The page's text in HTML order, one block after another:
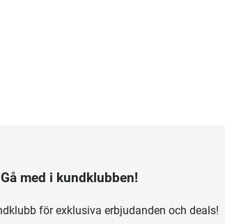
Gå med i kundklubben!
för exklusiva erbjudanden och deals!